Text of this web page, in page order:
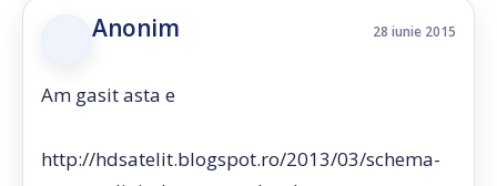
Anonim 28 iunie 2015
Am gasit asta e
http://hdsatelit.blogspot.ro/2013/03/schema-